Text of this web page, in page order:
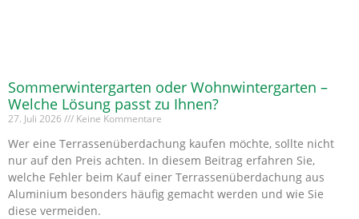
Sommerwintergarten oder Wohnwintergarten –
Welche Lösung passt zu Ihnen?
27. Juli 2026 Keine Kommentare
Wer eine Terrassenüberdachung kaufen möchte, sollte nicht
nur auf den Preis achten. In diesem Beitrag erfahren Sie,
welche Fehler beim Kauf einer Terrassenüberdachung aus
Aluminium besonders häufig gemacht werden und wie Sie
diese vermeiden.